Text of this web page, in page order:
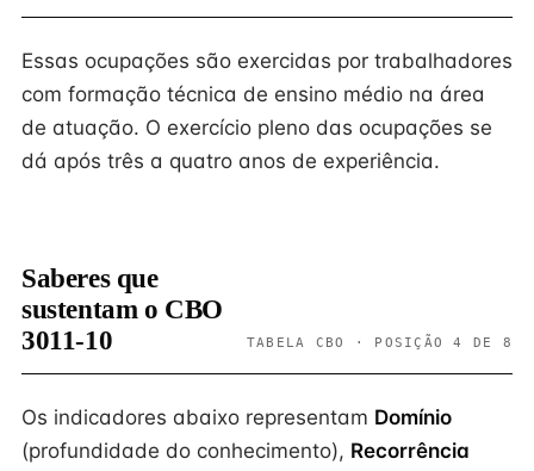
Essas ocupações são exercidas por trabalhadores
com formação técnica de ensino médio na área
de atuação. O exercício pleno das ocupações se
dá após três a quatro anos de experiência.
Saberes que
sustentam o CBO
3011-10
TABELA CBO · POSIÇÃO 4 DE 8
Os indicadores abaixo representam Domínio
(profundidade do conhecimento), Recorrência